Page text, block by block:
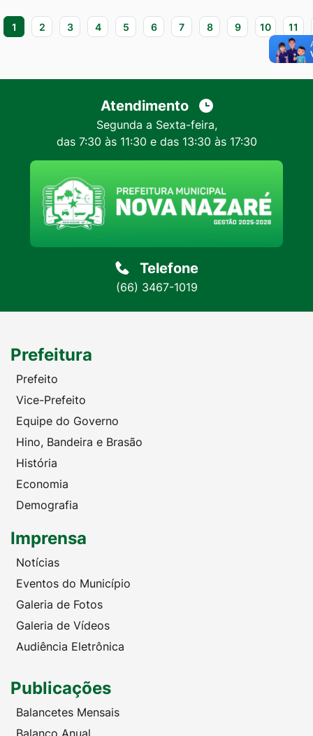
1 2 3 4 5 6 7 8 9 10 11
Atendimento
Segunda a Sexta-feira,
das 7:30 às 11:30 e das 13:30 às 17:30
Telefone
(66) 3467-1019
Prefeitura
Prefeito
Vice-Prefeito
Equipe do Governo
Hino, Bandeira e Brasão
História
Economia
Demografia
Imprensa
Notícias
Eventos do Município
Galeria de Fotos
Galeria de Vídeos
Audiência Eletrônica
Publicações
Balancetes Mensais